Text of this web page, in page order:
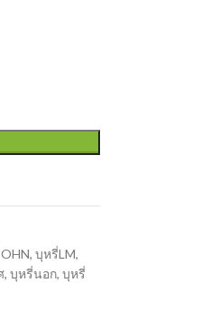
, บุหรี่LM,
, บุหรี่นอก, บุหรี่